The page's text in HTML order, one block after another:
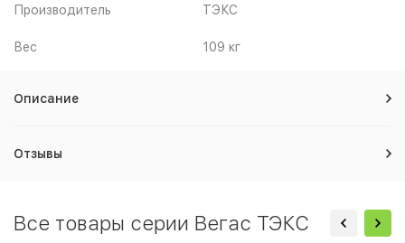
Производитель ТЭКС
Вес 109 кг
Описание
Отзывы
Все товары серии Вегас ТЭКС